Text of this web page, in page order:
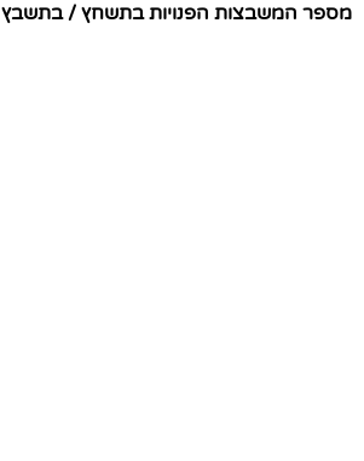
מספר המשבצות הפנויות בתשחץ /